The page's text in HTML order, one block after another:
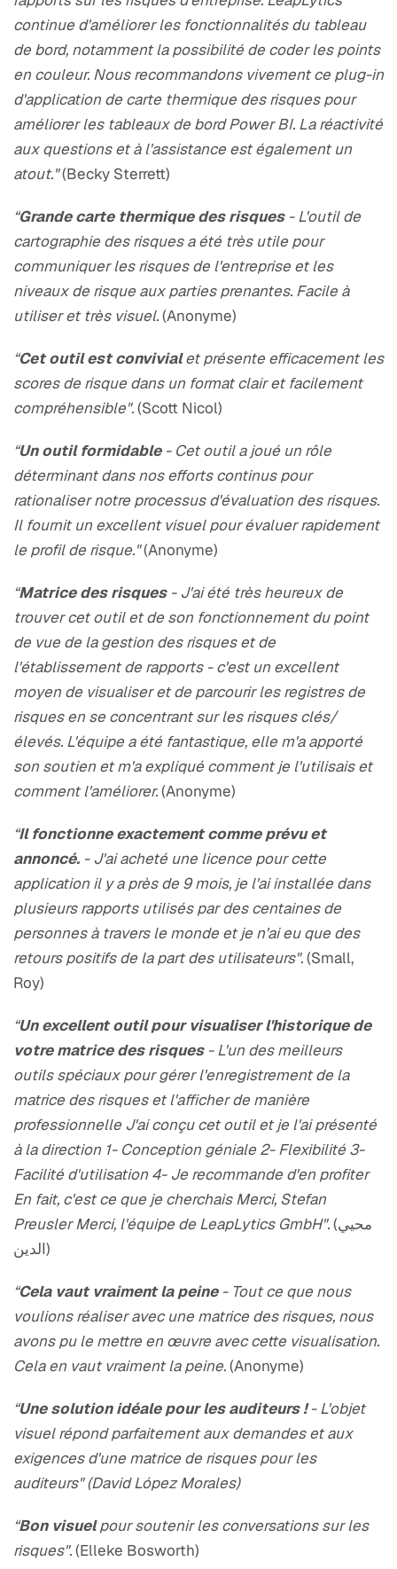
continue d'améliorer les fonctionnalités du tableau
de bord, notamment la possibilité de coder les points
en couleur. Nous recommandons vivement ce plug-in
d'application de carte thermique des risques pour
améliorer les tableaux de bord Power BI. La réactivité
aux questions et à l'assistance est également un
atout."(Becky Sterrett)
“Grande carte thermique des risques- L'outil de
cartographie des risques a été très utile pour
communiquer les risques de l'entreprise et les
niveaux de risque aux parties prenantes. Facile à
utiliser et très visuel.(Anonyme)
“Cet outil est convivialet présente efficacement les
scores de risque dans un format clair et facilement
compréhensible".(Scott Nicol)
“Un outil formidable- Cet outil a joué un rôle
déterminant dans nos efforts continus pour
rationaliser notre processus d'évaluation des risques.
Il fournit un excellent visuel pour évaluer rapidement
le profil de risque."(Anonyme)
“Matrice des risques- J'ai été très heureux de
trouver cet outil et de son fonctionnement du point
de vue de la gestion des risques et de
l'établissement de rapports - c'est un excellent
moyen de visualiser et de parcourir les registres de
risques en se concentrant sur les risques clés/
élevés. L'équipe a été fantastique, elle m'a apporté
son soutien et m'a expliqué comment je l'utilisais et
comment l'améliorer.(Anonyme)
“Il fonctionne exactement comme prévu et
annoncé. - J'ai acheté une licence pour cette
application il y a près de 9 mois, je l'ai installée dans
plusieurs rapports utilisés par des centaines de
personnes à travers le monde et je n'ai eu que des
retours positifs de la part des utilisateurs".(Small,
Roy)
“Un excellent outil pour visualiser l'historique de
votre matrice des risques- L'un des meilleurs
outils spéciaux pour gérer l'enregistrement de la
matrice des risques et l'afficher de manière
professionnelle J'ai conçu cet outil et je l'ai présenté
à la direction 1- Conception géniale 2- Flexibilité 3-
Facilité d'utilisation 4- Je recommande d'en profiter
En fait, c'est ce que je cherchais Merci, Stefan
Preusler Merci, l'équipe de LeapLytics GmbH".(محيي
الدين)
“Cela vaut vraiment la peine- Tout ce que nous
voulions réaliser avec une matrice des risques, nous
avons pu le mettre en œuvre avec cette visualisation.
Cela en vaut vraiment la peine.(Anonyme)
“Une solution idéale pour les auditeurs !- L'objet
visuel répond parfaitement aux demandes et aux
exigences d'une matrice de risques pour les
auditeurs" (David López Morales)
“Bon visuelpour soutenir les conversations sur les
risques".(Elleke Bosworth)